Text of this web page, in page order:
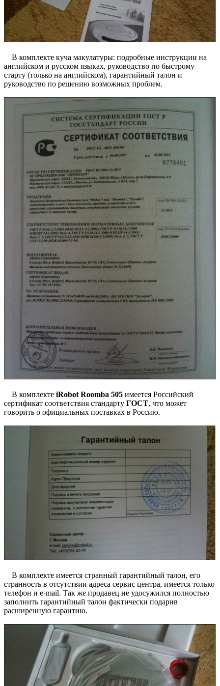
В комплекте куча макулатуры: подробные инструкции на
английском и русском языках, руководство по быстрому
старту (только на английском), гарантийный талон и
руководство по решению возможных проблем.
В комплекте iRobot Roomba 505 имеется Российский
сертификат соответствия стандарту ГОСТ, что может
говорить о официальных поставках в Россию.
В комплекте имеется странный гарантийный талон, его
странность в отсутствии адреса сервис центра, имеется только
телефон и e-mail. Так же продавец не удосужился полностью
заполнить гарантийный талон фактически подарив
расширенную гарантию.